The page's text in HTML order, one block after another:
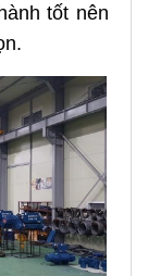
tốt nên